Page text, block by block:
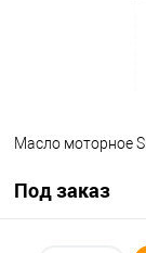
Масло моторное
Под заказ